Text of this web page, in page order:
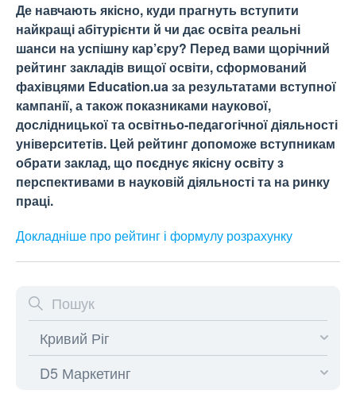
Де навчають якісно, куди прагнуть вступити
найкращі абітурієнти й чи дає освіта реальні
шанси на успішну кар’єру? Перед вами щорічний
рейтинг закладів вищої освіти, сформований
фахівцями Education.ua за результатами вступної
кампанії, а також показниками наукової,
дослідницької та освітньо-педагогічної діяльності
університетів. Цей рейтинг допоможе вступникам
обрати заклад, що поєднує якісну освіту з
перспективами в науковій діяльності та на ринку
праці.
Докладніше про рейтинг і формулу розрахунку